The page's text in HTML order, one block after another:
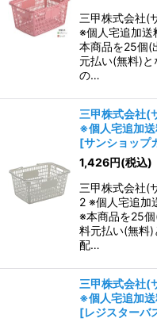
三甲株式会社(
※個人宅追加送
本商品を25個(
元払い(無料)
の…
三甲株式会社(
※個人宅追加
[サンショップ
1,426円(税込)
三甲株式会社(
2 ※個人宅追加
※本商品を25
料元払い(無料
配…
三甲株式会社(
※個人宅追加
[レジスターバ